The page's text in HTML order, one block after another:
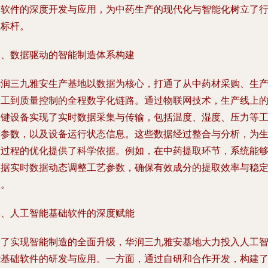
件的深度开发与应用，为中药生产的现代化与智能化树立了行
杆。
数据驱动的智能制造体系构建
三九雅安生产基地以数据为核心，打通了从中药材采购、生产
到质量控制的全程数字化链路。通过物联网技术，生产线上的
设备实现了实时数据采集与传输，包括温度、湿度、压力等工
数，以及设备运行状态信息。这些数据经过整合与分析，为生
程的优化提供了科学依据。例如，在中药提取环节，系统能够
实时数据动态调整工艺参数，确保有效成分的提取效率与稳定
人工智能基础软件的深度赋能
实现智能制造的全面升级，华润三九雅安基地大力投入人工智
础软件的研发与应用。一方面，通过自研和合作开发，构建了